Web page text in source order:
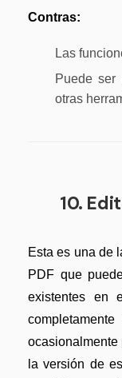
Contras:
Las
Puede ser
otras
10.
Esta es una de
PDF que
existentes en
ocasionalmente
la versión de